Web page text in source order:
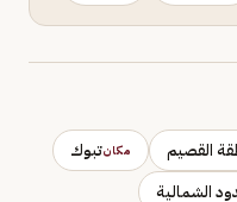
القصيم مكانتبوك
الشمالية